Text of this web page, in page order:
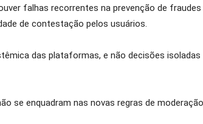
falhas recorrentes na prevenção de
de contestação pelos usuários.
das plataformas, e não decisões isoladas
se enquadram nas novas regras de